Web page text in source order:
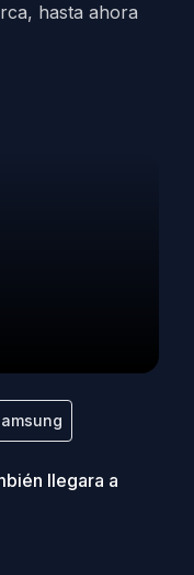
hasta ahora
llegara a